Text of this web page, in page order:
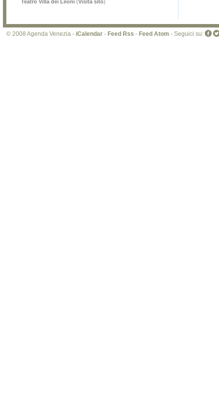
Teatro Villa dei Leoni (Visita sito)
© 2008 Agenda Venezia - iCalendar - Feed Rss - Feed Atom - Seguici su: